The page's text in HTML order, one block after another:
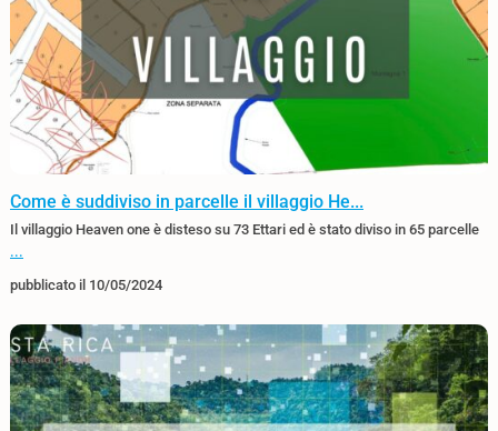
Come è suddiviso in parcelle il villaggio He...
Il villaggio Heaven one è disteso su 73 Ettari ed è stato diviso in 65 parcelle
...
pubblicato il 10/05/2024